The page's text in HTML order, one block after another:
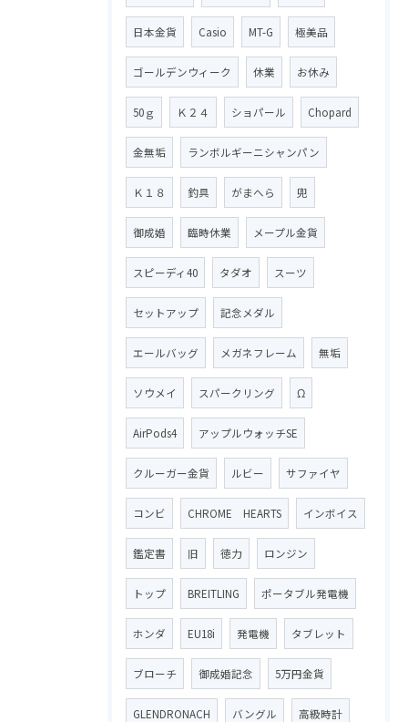
日本金貨 Casio MT-G 極美品
ゴールデンウィーク 休業 お休み
50ｇ Ｋ２４ ショパール Chopard
金無垢 ランボルギーニシャンパン
Ｋ１８ 釣具 がまへら 兜
御成婚 臨時休業 メープル金貨
スピーディ40 タダオ スーツ
セットアップ 記念メダル
エールバッグ メガネフレーム 無垢
ソウメイ スパークリング Ω
AirPods4 アップルウォッチSE
クルーガー金貨 ルビー サファイヤ
コンビ CHROME HEARTS インボイス
鑑定書 旧 徳力 ロンジン
トップ BREITLING ポータブル発電機
ホンダ EU18i 発電機 タブレット
ブローチ 御成婚記念 5万円金貨
GLENDRONACH バングル 高級時計